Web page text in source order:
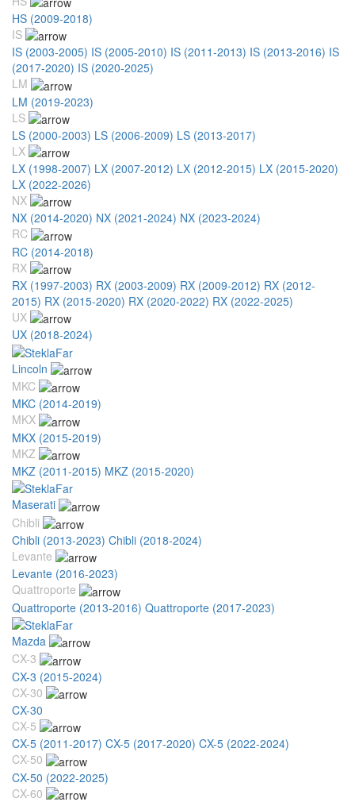
HS (2009-2018)
IS
IS (2003-2005) IS (2005-2010) IS (2011-2013) IS (2013-2016) IS
(2017-2020) IS (2020-2025)
LM
LM (2019-2023)
LS
LS (2000-2003) LS (2006-2009) LS (2013-2017)
LX
LX (1998-2007) LX (2007-2012) LX (2012-2015) LX (2015-2020)
LX (2022-2026)
NX
NX (2014-2020) NX (2021-2024) NX (2023-2024)
RC
RC (2014-2018)
RX
RX (1997-2003) RX (2003-2009) RX (2009-2012) RX (2012-
2015) RX (2015-2020) RX (2020-2022) RX (2022-2025)
UX
UX (2018-2024)
Lincoln
MKC
MKC (2014-2019)
MKX
MKX (2015-2019)
MKZ
MKZ (2011-2015) MKZ (2015-2020)
Maserati
Chibli
Chibli (2013-2023) Chibli (2018-2024)
Levante
Levante (2016-2023)
Quattroporte
Quattroporte (2013-2016) Quattroporte (2017-2023)
Mazda
CX-3
CX-3 (2015-2024)
CX-30
CX-30
CX-5
CX-5 (2011-2017) CX-5 (2017-2020) CX-5 (2022-2024)
CX-50
CX-50 (2022-2025)
CX-60